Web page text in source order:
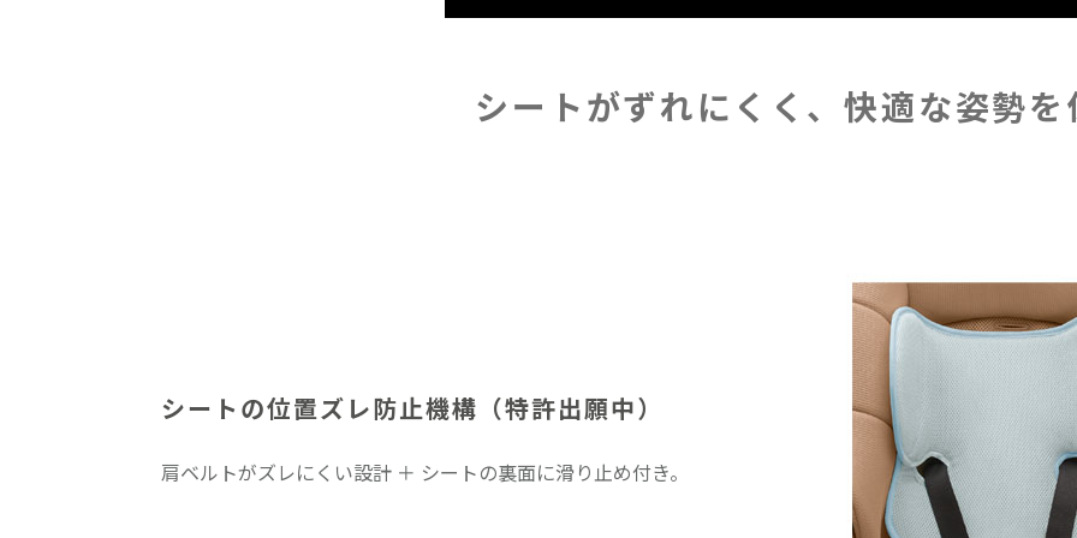
シートがずれにくく、快適な姿勢を
シートの位置ズレ防止機構 （特許出願中）
肩ベルトがズレにくい設計 ＋ シートの裏面に滑り止め付き。